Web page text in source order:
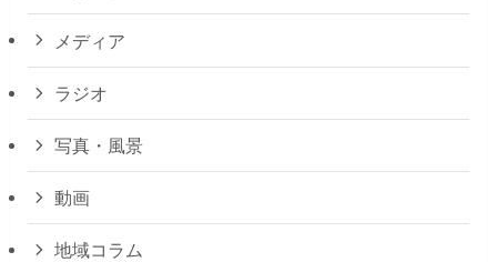
メディア
ラジオ
写真・風景
動画
地域コラム